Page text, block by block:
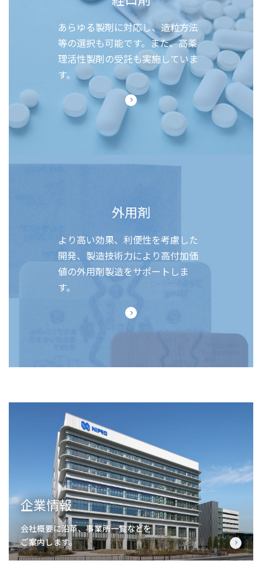
あらゆる製剤に対応し、造粒方法
等の選択も可能です。また、高薬
理活性製剤の受託も実施していま
す。
外用剤
より高い効果、利便性を考慮した
開発、製造技術力により高付加価
値の外用剤製造をサポートしま
す。
企業情報
会社概要に沿革、事業所一覧などを
ご案内します。